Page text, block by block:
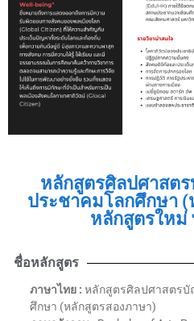
หลักสูตรศิลปศาสต
ประชาคมโลกศึกษา
หลักสูตรใหม่
ชื่อหลักสูตร
ภาษาไทย : หลักสูตรศิลปศาสตร
ศึกษา (หลักสูตรสองภาษา)